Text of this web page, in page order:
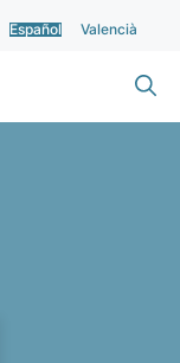
Español Valencià